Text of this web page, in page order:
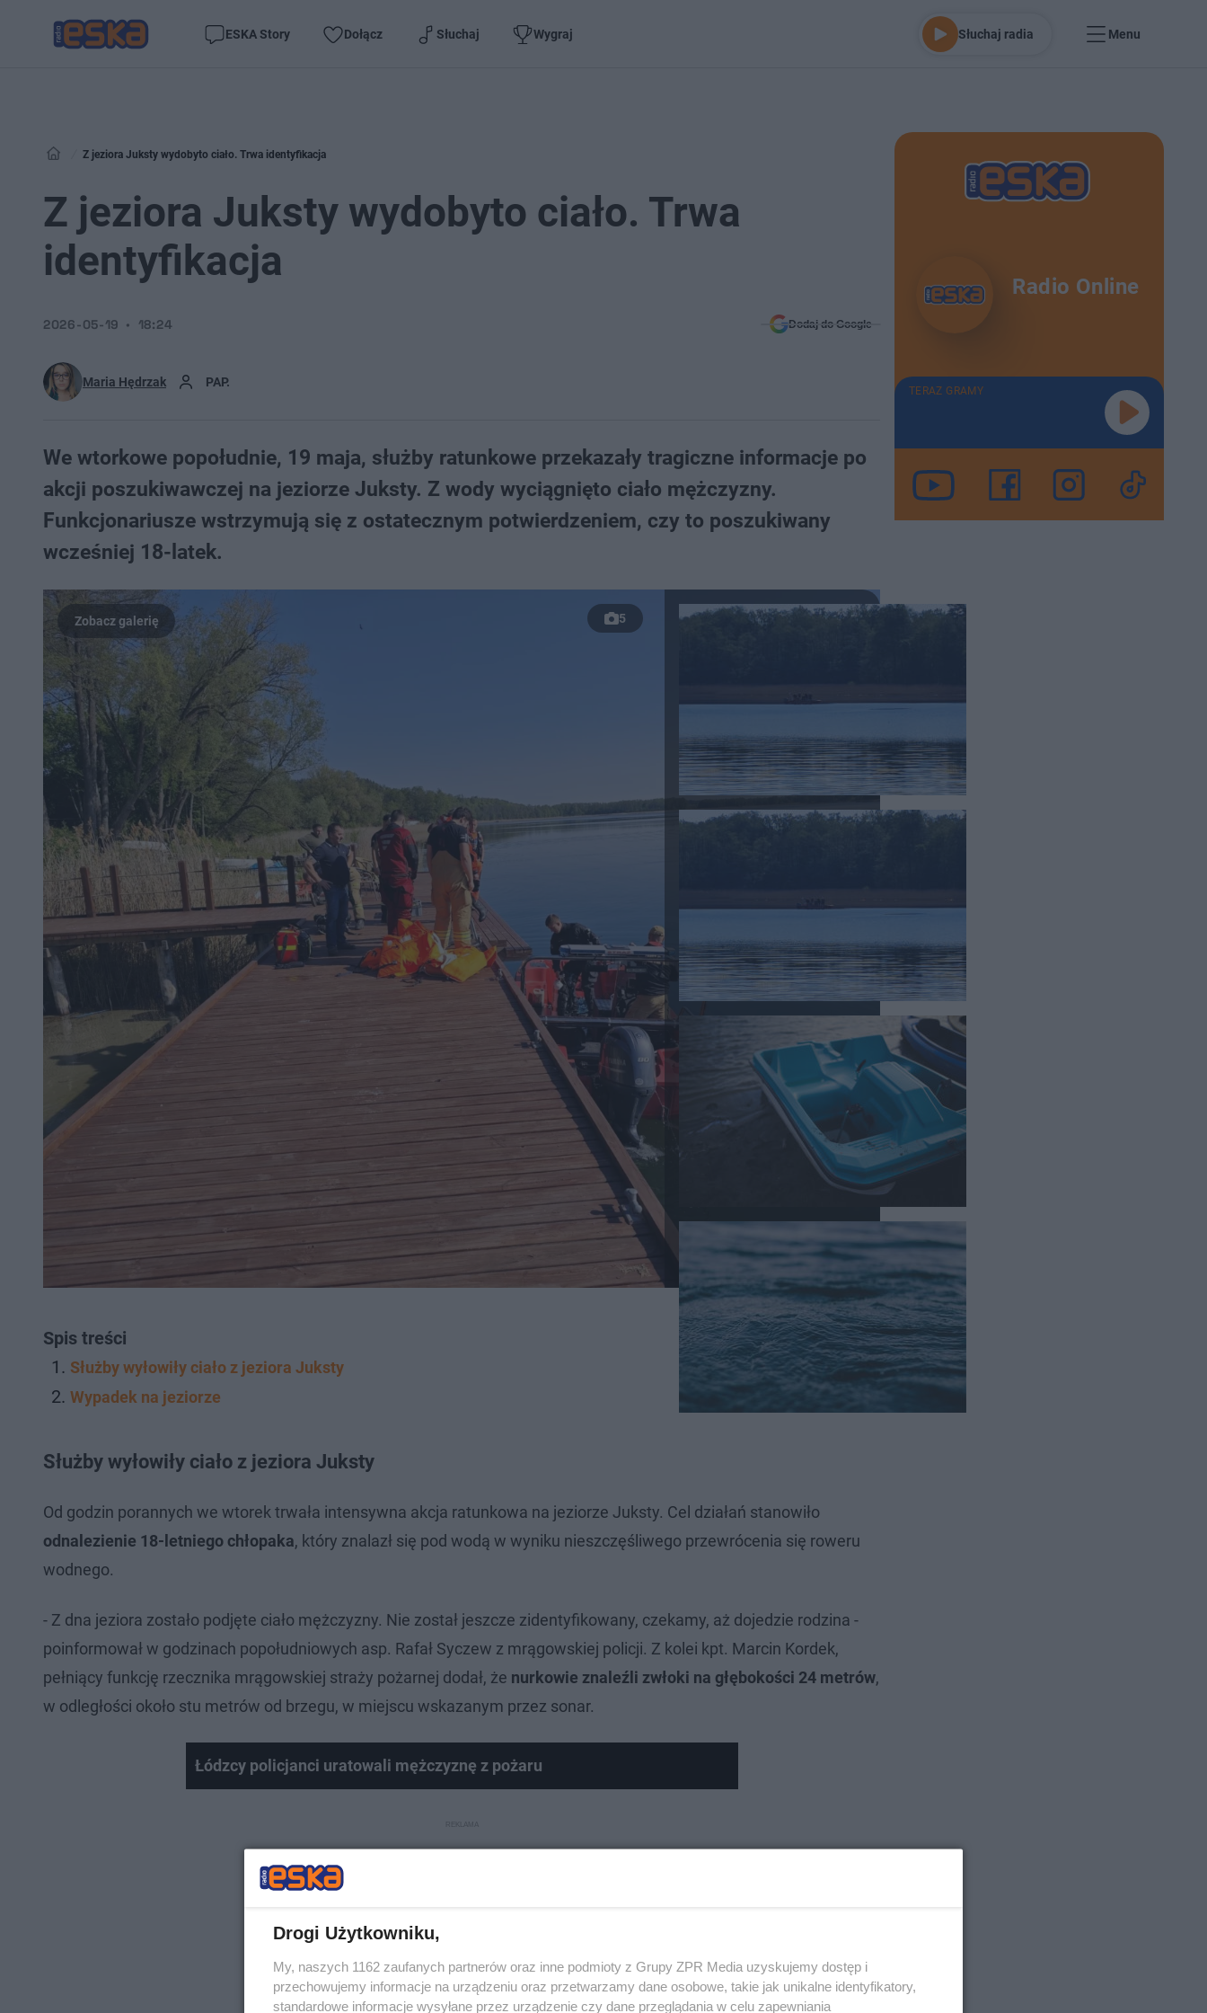
ESKA Story Dołącz Słuchaj Wygraj Słuchaj radia Menu
Z jeziora Juksty wydobyto ciało. Trwa identyfikacja
Z jeziora Juksty wydobyto ciało. Trwa
identyfikacja
Maria Hędrzak PAP.
2026-05-19 18:24 Dodaj do Google
We wtorkowe popołudnie, 19 maja, służby ratunkowe przekazały tragiczne informacje po
akcji poszukiwawczej na jeziorze Juksty. Z wody wyciągnięto ciało mężczyzny.
Funkcjonariusze wstrzymują się z ostatecznym potwierdzeniem, czy to poszukiwany
wcześniej 18-latek.
5
Spis treści
Służby wyłowiły ciało z jeziora Juksty
Wypadek na jeziorze
Służby wyłowiły ciało z jeziora Juksty
Od godzin porannych we wtorek trwała intensywna akcja ratunkowa na jeziorze Juksty. Cel działań stanowiło
odnalezienie 18-letniego chłopaka, który znalazł się pod wodą w wyniku nieszczęśliwego przewrócenia się roweru
wodnego.
- Z dna jeziora zostało podjęte ciało mężczyzny. Nie został jeszcze zidentyfikowany, czekamy, aż dojedzie rodzina -
poinformował w godzinach popołudniowych asp. Rafał Syczew z mrągowskiej policji. Z kolei kpt. Marcin Kordek,
pełniący funkcję rzecznika mrągowskiej straży pożarnej dodał, że nurkowie znaleźli zwłoki na głębokości 24 metrów,
w odległości około stu metrów od brzegu, w miejscu wskazanym przez sonar.
Łódzcy policjanci uratowali mężczyznę z pożaru
Radio Online
TERAZ GRAMY
Drogi Użytkowniku,
My, naszych 1162 zaufanych partnerów oraz inne podmioty z Grupy ZPR Media uzyskujemy dostęp i
przechowujemy informacje na urządzeniu oraz przetwarzamy dane osobowe, takie jak unikalne identyfikatory,
standardowe informacje wysyłane przez urządzenie czy dane przeglądania w celu zapewniania